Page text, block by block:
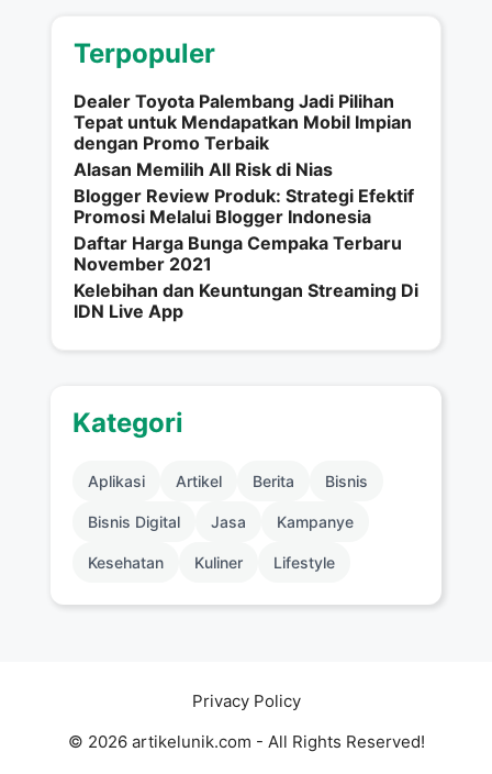
Terpopuler
Dealer Toyota Palembang Jadi Pilihan
Tepat untuk Mendapatkan Mobil Impian
dengan Promo Terbaik
Alasan Memilih All Risk di Nias
Blogger Review Produk: Strategi Efektif
Promosi Melalui Blogger Indonesia
Daftar Harga Bunga Cempaka Terbaru
November 2021
Kelebihan dan Keuntungan Streaming Di
IDN Live App
Kategori
Aplikasi Artikel Berita Bisnis
Bisnis Digital Jasa Kampanye
Kesehatan Kuliner Lifestyle
Privacy Policy
© 2026 artikelunik.com - All Rights Reserved!